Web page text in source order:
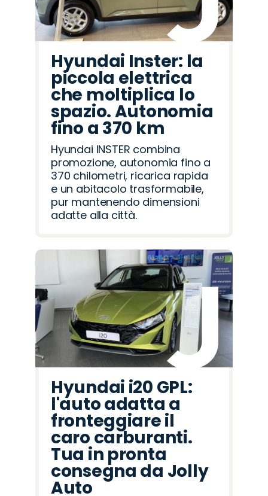
Hyundai Inster: la
piccola elettrica
che moltiplica lo
spazio. Autonomia
fino a 370 km
Hyundai INSTER combina
promozione, autonomia fino a
370 chilometri, ricarica rapida
e un abitacolo trasformabile,
pur mantenendo dimensioni
adatte alla città.
Hyundai i20 GPL:
l'auto adatta a
fronteggiare il
caro carburanti.
Tua in pronta
consegna da Jolly
Auto